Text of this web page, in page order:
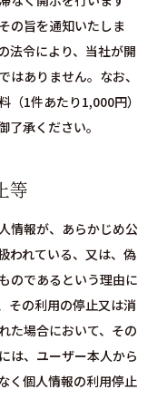
の旨を通知いたしま
法令により、当社が開
ありません。なお、
（1件あたり1,000円）
承ください。
等
情報が、あらかじめ公
われている、又は、偽
のであるという理由に
その利用の停止又は消
た場合において、その
は、ユーザー本人から
く個人情報の利用停止